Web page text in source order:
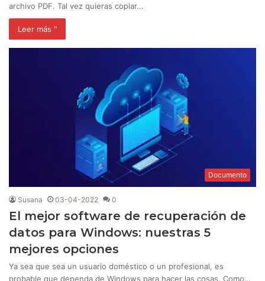
archivo PDF. Tal vez quieras copiar...
Leer más "
Documento
Susana 03-04-2022 0
El mejor software de recuperación de
datos para Windows: nuestras 5
mejores opciones
Ya sea que sea un usuario doméstico o un profesional, es
probable que dependa de Windows para hacer las cosas. Como…